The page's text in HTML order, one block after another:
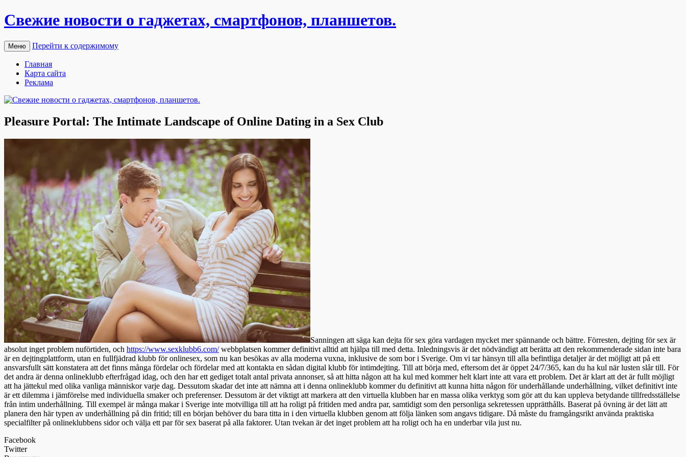
Свежие новости о гаджетах, смартфонов, планшетов.
Меню Перейти к содержимому
Главная
Карта сайта
Реклама
Pleasure Portal: The Intimate Landscape of Online Dating in a Sex Club
Sanningen att säga kan dejta för sex göra vardagen mycket mer spännande och bättre. Förresten, dejting för sex är
absolut inget problem nuförtiden, och https://www.sexklubb6.com/webbplatsen kommer definitivt alltid att hjälpa till med detta. Inledningsvis är det nödvändigt att berätta att den rekommenderade sidan inte bara
är en dejtingplattform, utan en fullfjädrad klubb för onlinesex, som nu kan besökas av alla moderna vuxna, inklusive de som bor i Sverige. Om vi tar hänsyn till alla befintliga detaljer är det möjligt att på ett
ansvarsfullt sätt konstatera att det finns många fördelar och fördelar med att kontakta en sådan digital klubb för intimdejting. Till att börja med, eftersom det är öppet 24/7/365, kan du ha kul när lusten slår till. För
det andra är denna onlineklubb efterfrågad idag, och den har ett gediget totalt antal privata annonser, så att hitta någon att ha kul med kommer helt klart inte att vara ett problem. Det är klart att det är fullt möjligt
att ha jättekul med olika vanliga människor varje dag. Dessutom skadar det inte att nämna att i denna onlineklubb kommer du definitivt att kunna hitta någon för underhållande underhållning, vilket definitivt inte
är ett dilemma i jämförelse med individuella smaker och preferenser. Dessutom är det viktigt att markera att den virtuella klubben har en massa olika verktyg som gör att du kan uppleva betydande tillfredsställelse
från intim underhållning. Till exempel är många makar i Sverige inte motvilliga till att ha roligt på fritiden med andra par, samtidigt som den personliga sekretessen upprätthålls. Baserat på övning är det lätt att
planera den här typen av underhållning på din fritid; till en början behöver du bara titta in i den virtuella klubben genom att följa länken som angavs tidigare. Då måste du framgångsrikt använda praktiska
specialfilter på onlineklubbens sidor och välja ett par för sex baserat på alla faktorer. Utan tvekan är det inget problem att ha roligt och ha en underbar vila just nu.
Facebook
Twitter